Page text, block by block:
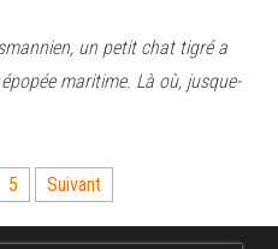
un petit chat tigré a
maritime. Là où, jusque-
5 Suivant